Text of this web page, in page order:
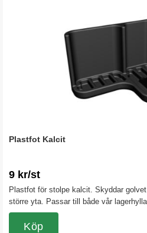
Plastfot Kalcit
9 kr/st
Plastfot för stolpe kalcit. Skyddar
större yta. Passar till både vår
Köp